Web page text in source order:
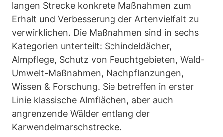
langen Strecke konkrete Maßnahmen zum
Erhalt und Verbesserung der Artenvielfalt zu
verwirklichen. Die Maßnahmen sind in sechs
Kategorien unterteilt: Schindeldächer,
Almpflege, Schutz von Feuchtgebieten, Wald-
Umwelt-Maßnahmen, Nachpflanzungen,
Wissen & Forschung. Sie betreﬀen in erster
Linie klassische Almflächen, aber auch
angrenzende Wälder entlang der
Karwendelmarschstrecke.